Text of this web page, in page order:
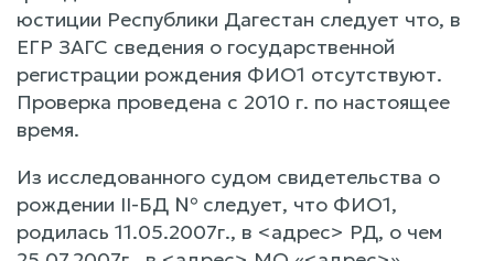
юстиции Республики Дагестан следует что, в
ЕГР ЗАГС сведения о государственной
регистрации рождения ФИО1 отсутствуют.
Проверка проведена с 2010 г. по настоящее
время.
Из исследованного судом свидетельства о
рождении II-БД № следует, что ФИО1,
родилась 11.05.2007г., в <адрес> РД, о чем